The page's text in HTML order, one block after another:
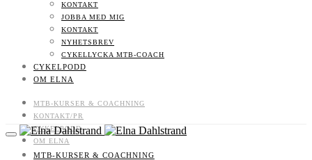
KONTAKT
JOBBA MED MIG
KONTAKT
NYHETSBREV
CYKELLYCKA MTB-COACH
CYKELPODD
OM ELNA
MTB-KURSER & COACHNING
KONTAKT/PR
CYKELPODD
OM ELNA
MTB-KURSER & COACHNING